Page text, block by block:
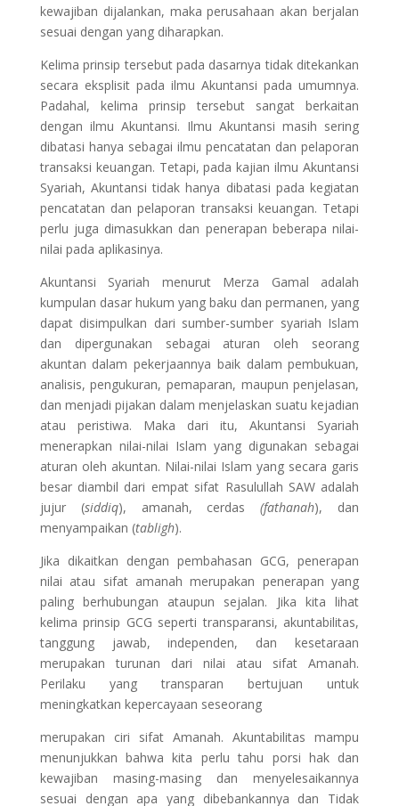
kewajiban dijalankan, maka perusahaan akan berjalan
sesuai dengan yang diharapkan.
Kelima prinsip tersebut pada dasarnya tidak ditekankan
secara eksplisit pada ilmu Akuntansi pada umumnya.
Padahal, kelima prinsip tersebut sangat berkaitan
dengan ilmu Akuntansi. Ilmu Akuntansi masih sering
dibatasi hanya sebagai ilmu pencatatan dan pelaporan
transaksi keuangan. Tetapi, pada kajian ilmu Akuntansi
Syariah, Akuntansi tidak hanya dibatasi pada kegiatan
pencatatan dan pelaporan transaksi keuangan. Tetapi
perlu juga dimasukkan dan penerapan beberapa nilai-
nilai pada aplikasinya.
Akuntansi Syariah menurut Merza Gamal adalah
kumpulan dasar hukum yang baku dan permanen, yang
dapat disimpulkan dari sumber-sumber syariah Islam
dan dipergunakan sebagai aturan oleh seorang
akuntan dalam pekerjaannya baik dalam pembukuan,
analisis, pengukuran, pemaparan, maupun penjelasan,
dan menjadi pijakan dalam menjelaskan suatu kejadian
atau peristiwa. Maka dari itu, Akuntansi Syariah
menerapkan nilai-nilai Islam yang digunakan sebagai
aturan oleh akuntan. Nilai-nilai Islam yang secara garis
besar diambil dari empat sifat Rasulullah SAW adalah
jujur (siddiq), amanah, cerdas(fathanah), dan
menyampaikan (tabligh).
Jika dikaitkan dengan pembahasan GCG, penerapan
nilai atau sifat amanah merupakan penerapan yang
paling berhubungan ataupun sejalan. Jika kita lihat
kelima prinsip GCG seperti transparansi, akuntabilitas,
tanggung jawab, independen, dan kesetaraan
merupakan turunan dari nilai atau sifat Amanah.
Perilaku yang transparan bertujuan untuk
meningkatkan kepercayaan seseorang
merupakan ciri sifat Amanah. Akuntabilitas mampu
menunjukkan bahwa kita perlu tahu porsi hak dan
kewajiban masing-masing dan menyelesaikannya
sesuai dengan apa yang dibebankannya dan Tidak